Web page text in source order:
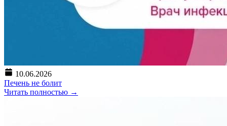
10.06.2026
Печень не болит
Читать полностью →